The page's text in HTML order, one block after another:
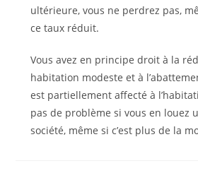
ultérieure, vous ne perdrez pas,
ce taux réduit.
Vous avez en principe droit à la
habitation modeste et à
est partiellement affecté à
pas de problème si vous en louez
société, même si c’est plus de la